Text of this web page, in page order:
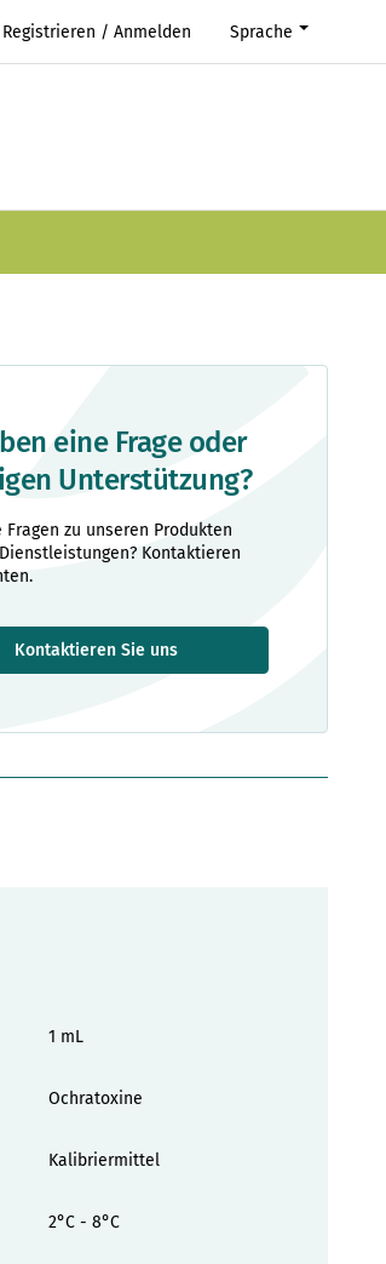
Registrieren / Anmelden Sprache
eine Frage oder
Unterstützung?
Fragen zu unseren Produkten
Kontaktieren
Kontaktieren Sie uns
1 mL
Ochratoxine
Kalibriermittel
2°C - 8°C